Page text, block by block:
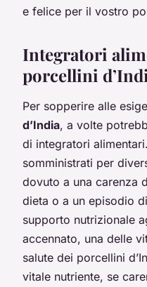
e felice per il vostro
Integratori
porcellini
Per sopperire alle
d’India, a volte
di integratori
somministrati per
dovuto a una carenza
dieta o a un episodio
supporto nutrizionale
accennato, una delle
salute dei porcellini
vitale nutriente, se